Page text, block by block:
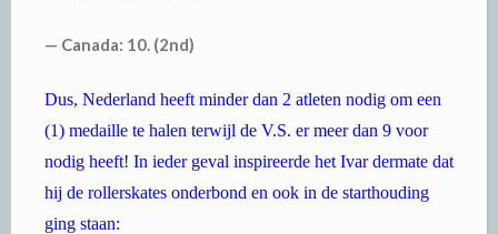
— Canada: 10. (2nd)
Dus, Nederland heeft minder dan 2 atleten nodig om een
(1) medaille te halen terwijl de V.S. er meer dan 9 voor
nodig heeft! In ieder geval inspireerde het Ivar dermate dat
hij de rollerskates onderbond en ook in de starthouding
ging staan: